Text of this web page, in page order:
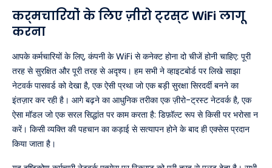
कर्मचारियों के लिए ज़ीरो ट्रस्ट WiFi लागू
करना
आपके कर्मचारियों के लिए, कंपनी के WiFi से कनेक्ट होना दो चीजें होनी चाहिए: पूरी
तरह से सुरक्षित और पूरी तरह से अदृश्य। हम सभी ने व्हाइटबोर्ड पर लिखे साझा
नेटवर्क पासवर्ड को देखा है, एक ऐसी प्रथा जो एक बड़ी सुरक्षा सिरदर्दी बनने का
इंतज़ार कर रही है। आगे बढ़ने का आधुनिक तरीका एक ज़ीरो-ट्रस्ट नेटवर्क है, एक
ऐसा मॉडल जो एक सरल सिद्धांत पर काम करता है: डिफ़ॉल्ट रूप से किसी पर भरोसा न
करें। किसी व्यक्ति की पहचान का कड़ाई से सत्यापन होने के बाद ही एक्सेस प्रदान
किया जाता है।